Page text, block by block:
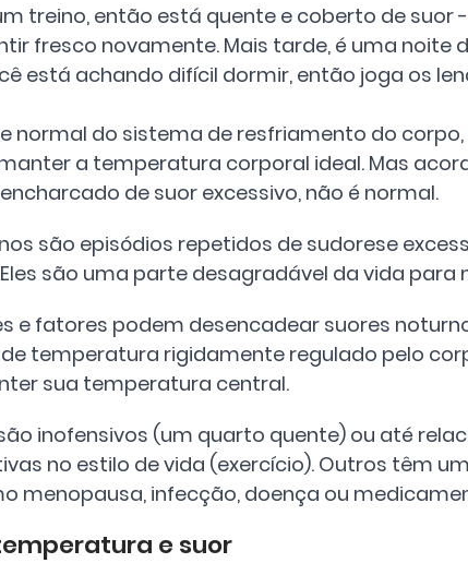
treino, então está quente e coberto de suor
fresco novamente. Mais tarde, é uma noite
está achando difícil dormir, então joga os
normal do sistema de resfriamento do
a temperatura corporal ideal. Mas
de suor excessivo, não é normal.
são episódios repetidos de sudorese
são uma parte desagradável da vida para
e fatores podem desencadear suores
temperatura rigidamente regulado pelo
sua temperatura central.
inofensivos (um quarto quente) ou até
no estilo de vida (exercício). Outros têm
menopausa, infecção, doença ou
e suor